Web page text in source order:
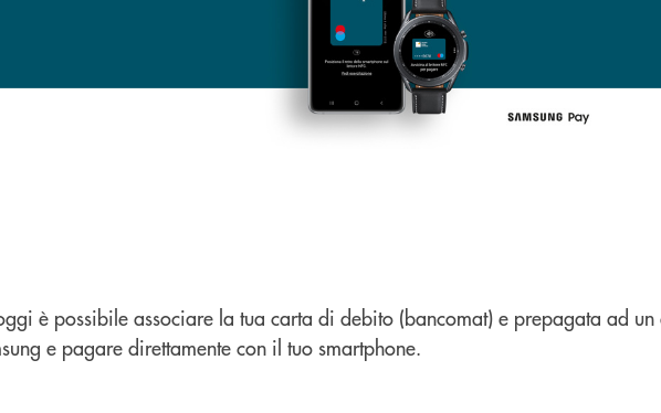
è possibile associare la tua carta di debito (bancomat) e prepagata ad
e pagare direttamente con il tuo smartphone.